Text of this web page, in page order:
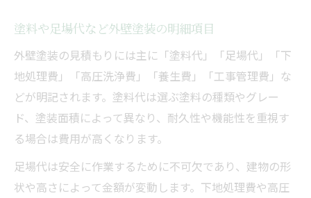
塗料や足場代など外壁塗装の明細項目
外壁塗装の見積もりには主に「塗料代」「足場代」「下
地処理費」「高圧洗浄費」「養生費」「工事管理費」な
どが明記されます。塗料代は選ぶ塗料の種類やグレー
ド、塗装面積によって異なり、耐久性や機能性を重視す
る場合は費用が高くなります。
足場代は安全に作業するために不可欠であり、建物の形
状や高さによって金額が変動します。下地処理費や高圧